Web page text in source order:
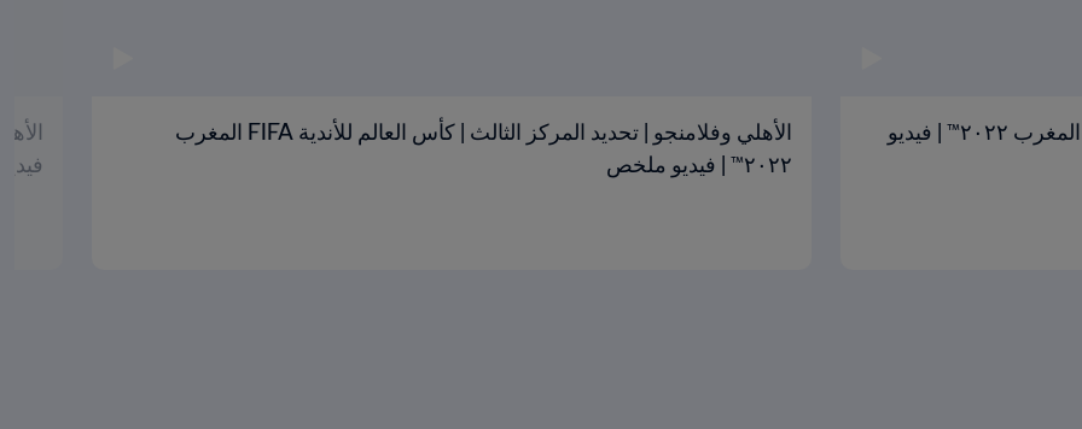
ريال مدريد والهلال | النهائي | كأس العالم للأندية FIFA المغرب ٢٠٢٢™ | فيديو
الأهلي وفلامنجو | تحديد المركز الثالث | كأس العالم للأندية FIFA المغرب
٢٠٢٢™ | فيديو ملخص